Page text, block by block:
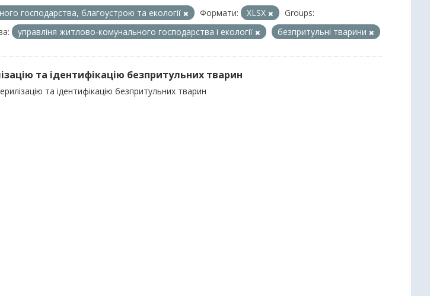
господарства, благоустрою та екології
Формати: XLSX
Groups:
управліня житлово-комунального господарства і екології безпритульні тварини
та ідентифікацію безпритульних тварин
та ідентифікацію безпритульних тварин